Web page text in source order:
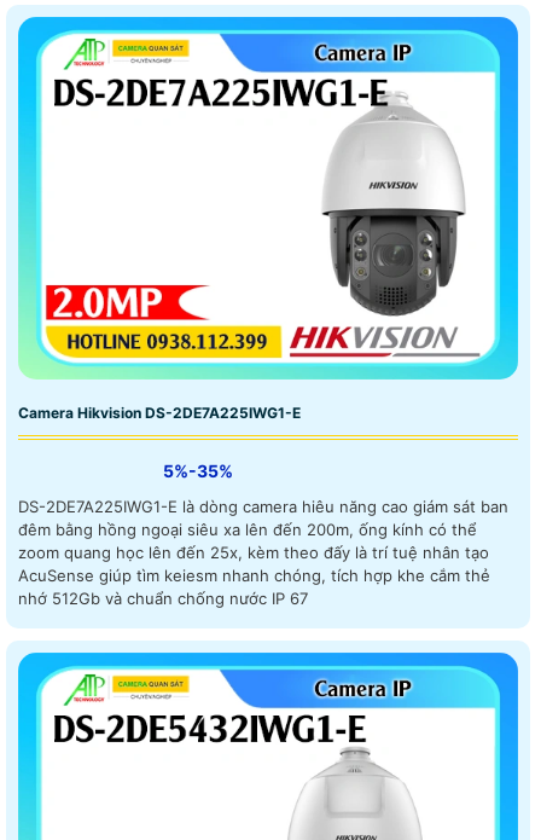
Camera Hikvision DS-2DE7A225IWG1-E
5%-35%
DS-2DE7A225IWG1-E là dòng camera hiêu năng cao giám sát ban
đêm bằng hồng ngoại siêu xa lên đến 200m, ống kính có thể
zoom quang học lên đến 25x, kèm theo đấy là trí tuệ nhân tạo
AcuSense giúp tìm keiesm nhanh chóng, tích hợp khe cắm thẻ
nhớ 512Gb và chuẩn chống nước IP 67